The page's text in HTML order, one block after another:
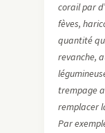
corail par
fèves,
quantité
revanche,
trempage
remplacer
Par